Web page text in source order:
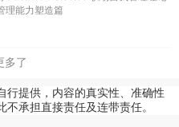
理能力塑造篇
多了
行提供，内容的真实性、准确性
承担直接责任及连带责任。